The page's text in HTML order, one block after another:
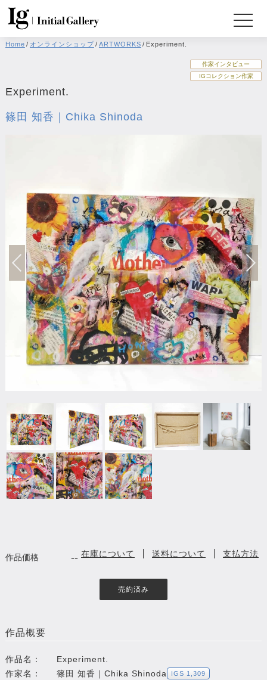
Home / オンラインショップ/ ARTWORKS / Experiment.
作家インタビュー
IGコレクション作家
Experiment.
篠田 知香｜Chika Shinoda
作品価格 --
売約済み
在庫について 送料について 支払方法
作品概要
作品名：
Experiment.
作家名：
篠田 知香｜Chika Shinoda IGS 1,309